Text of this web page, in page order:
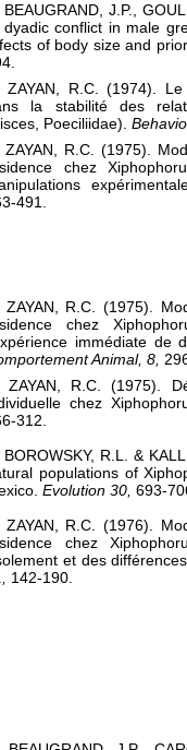
BEAUGRAND, J.P.,
conflict in male
of body size and
ZAYAN, R.C. (1974).
la stabilité des
Poeciliidae).
ZAYAN, R.C. (1975).
chez
491.
ZAYAN, R.C. (1975).
chez
immédiate de
Animal, 8,
ZAYAN, R.C. (1975).
chez
312.
BOROWSKY, R.L. &
populations of
Evolution 30, 693-
ZAYAN, R.C. (1976).
chez
et des
142-190.